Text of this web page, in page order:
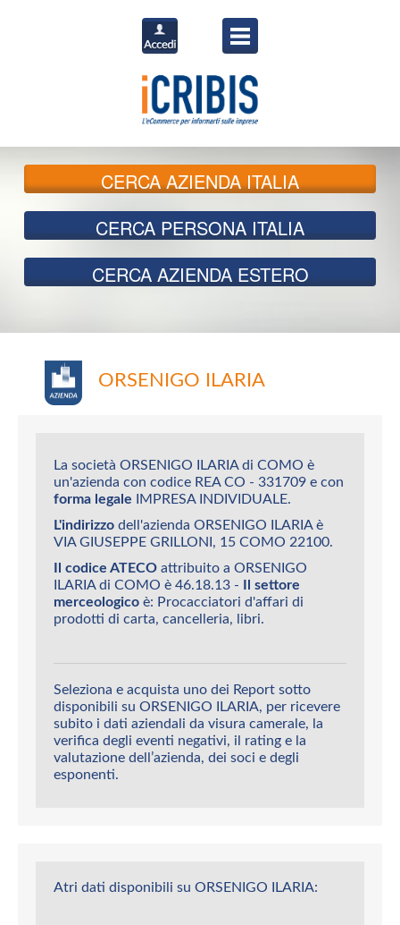
CERCAAZIENDA ITALIA
CERCA PERSONA ITALIA
CERCA AZIENDA ESTERO
ORSENIGO ILARIA
La società ORSENIGO ILARIA di COMO è
un'azienda con codice REA CO - 331709 e con
forma legale IMPRESA INDIVIDUALE.
L'indirizzo dell'azienda ORSENIGO ILARIA è
VIA GIUSEPPE GRILLONI, 15 COMO 22100.
Il codice ATECO attribuito a ORSENIGO
ILARIA di COMO è 46.18.13 - Il settore
merceologico è: Procacciatori d'affari di
prodotti di carta, cancelleria, libri.
Seleziona e acquista uno dei Report sotto
disponibili su ORSENIGO ILARIA, per ricevere
subito i dati aziendali da visura camerale, la
verifica degli eventi negativi, il rating e la
valutazione dell’azienda, dei soci e degli
esponenti.
Atri dati disponibili su ORSENIGO ILARIA: